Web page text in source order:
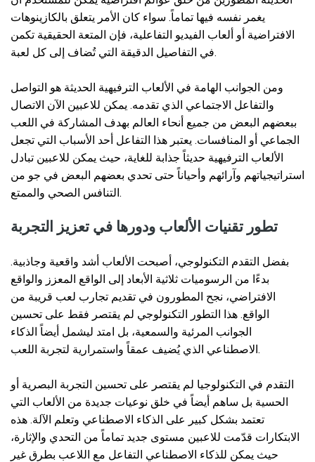
يغمر نفسه فيها تماماً. سواء كان الأمر يتعلق بالكازينوهات
الافتراضية أو ألعاب الفيديو التفاعلية، فإن المتعة الحقيقية تكمن
في التفاصيل الدقيقة التي تُضاف إلى كل لعبة.
ومن الجوانب الهامة في الألعاب الترفيهية الحديثة هو التواصل
والتفاعل الاجتماعي الذي تقدمه. يمكن للاعبين الآن الاتصال
ببعضهم البعض من جميع أنحاء العالم بهدف المشاركة في اللعب
الجماعي أو المنافسات. يعتبر هذا التفاعل أحد الأسباب التي تجعل
الألعاب الترفيهية حديثاً جذابة للغاية، حيث يمكن للاعبين تبادل
استراتيجياتهم وآرائهم وأحياناً حتى تحدي بعضهم البعض في جو من
التنافس الصحي والممتع.
تطور تقنيات الألعاب ودورها في تعزيز التجربة
بفضل التقدم التكنولوجي، أصبحت الألعاب أشد واقعية وجاذبية.
بدءًا من الرسوميات ثلاثية الأبعاد إلى الواقع المعزز والواقع
الافتراضي، نجح المطورون في تقديم تجارب لعب قريبة من
الواقع. هذا التطور التكنولوجي لم يقتصر فقط على تحسين
الجوانب المرئية والسمعية، بل امتد ليشمل أيضاً الذكاء
الاصطناعي الذي يُضيف عمقاً واستمرارية لتجربة اللعب.
التقدم في التكنولوجيا لم يقتصر على تحسين التجربة البصرية أو
الحسية بل ساهم أيضاً في خلق نوعيات جديدة من الألعاب التي
تعتمد بشكل كبير على الذكاء الاصطناعي وتعلم الآلة. هذه
الابتكارات قدّمت للاعبين مستوى جديد تماماً من التحدي والإثارة،
حيث يمكن للذكاء الاصطناعي التفاعل مع اللاعب بطرق غير